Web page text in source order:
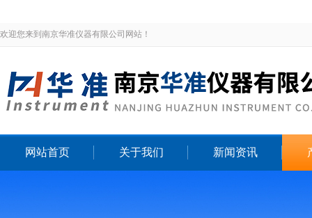
欢迎您来到南京华准仪器有限公司网站！
网站首页 关于我们 新闻资讯